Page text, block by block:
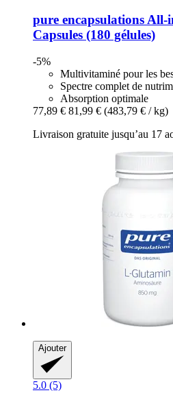
pure encapsulationsAll-​
Capsules (180 gélules)
-5%
Multivitaminé pour les
Spectre complet de
Absorption optimale
77,89 € 81,99 € (483,79 € / kg)
Livraison gratuite jusqu’au 17
Ajouter
5.0 (5)